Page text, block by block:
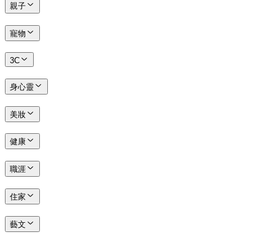
親子
寵物
3C
身心靈
美妝
健康
職涯
住家
藝文